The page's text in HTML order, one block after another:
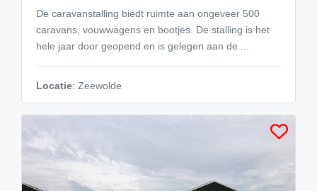
De caravanstalling biedt ruimte aan ongeveer 500
caravans, vouwwagens en bootjes. De stalling is het
hele jaar door geopend en is gelegen aan de ...
Locatie: Zeewolde